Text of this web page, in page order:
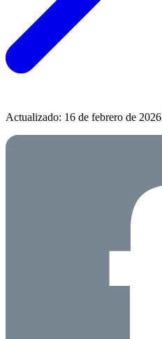
Actualizado: 16 de febrero de 2026